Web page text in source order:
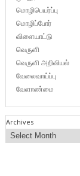
மொழிபெயர்ப்பு
மொழிப்போர்
விளையாட்டு
வெருளி
வெருளி அறிவியல்
வேலைவாய்ப்பு
வேளாண்மை
Archives